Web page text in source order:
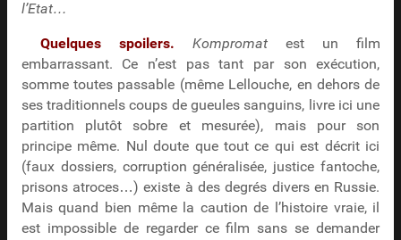
l’Etat…
Quelques spoilers. Kompromatest un film
embarrassant. Ce n’est pas tant par son exécution,
somme toutes passable (même Lellouche, en dehors de
ses traditionnels coups de gueules sanguins, livre ici une
partition plutôt sobre et mesurée), mais pour son
principe même. Nul doute que tout ce qui est décrit ici
(faux dossiers, corruption généralisée, justice fantoche,
prisons atroces…) existe à des degrés divers en Russie.
Mais quand bien même la caution de l’histoire vraie, il
est impossible de regarder ce film sans se demander